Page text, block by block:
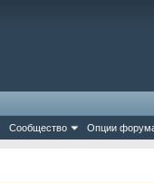
Сообщество Опции